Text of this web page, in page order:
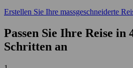
Erstellen Sie Ihre massgeschneiderte
Passen Sie Ihre Reise in
Schritten an